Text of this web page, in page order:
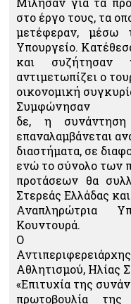
στο έργο τους, τα
μετέφεραν, μέσω
Υπουργείο.
και συζήτησαν
αντιμετωπίζει ο
οικονομική
Συμφώνησαν
δε, η
επαναλαμβάνεται
διαστήματα, σε
ενώ το σύνολο των
προτάσεων θα
Στερεάς Ελλάδας
Αναπληρώτρια
Κουντουρά.
Ο
Αθλητισμού, Ηλίας
«Επιτυχία της
πρωτοβουλία